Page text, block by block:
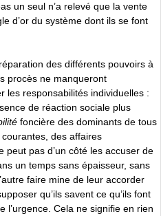
un seul n’a relevé que la vente
d’or du système dont ils se font
des différents pouvoirs à
procès ne manqueront
les responsabilités individuelles :
de réaction sociale plus
foncière des dominants de tous
des affaires
pas d’un côté les accuser de
un temps sans épaisseur, sans
faire mine de leur accorder
qu’ils savent ce qu’ils font
l’urgence. Cela ne signifie en rien